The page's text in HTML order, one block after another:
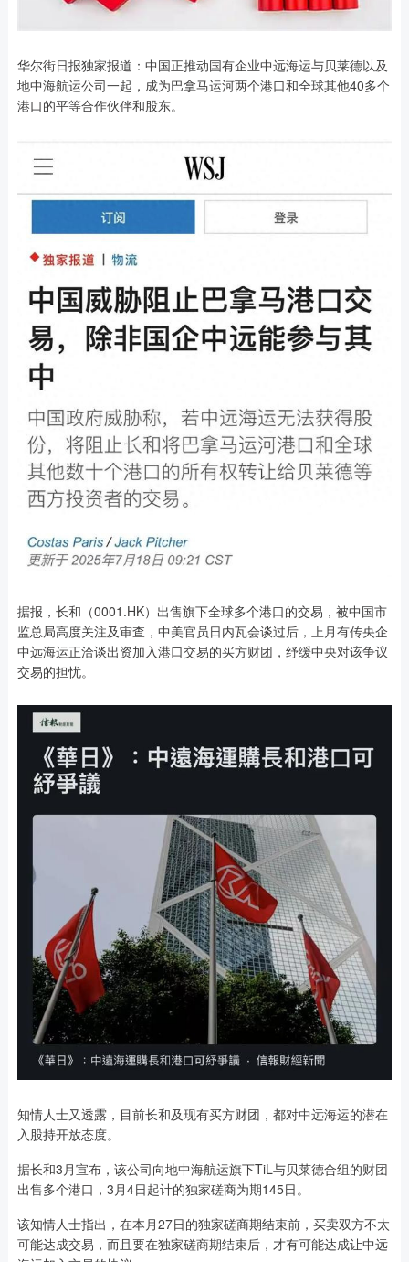
华尔街日报独家报道：中国正推动国有企业中远海运与贝莱德以及
地中海航运公司一起，成为巴拿马运河两个港口和全球其他40多个
港口的平等合作伙伴和股东。
据报，长和（0001.HK）出售旗下全球多个港口的交易，被中国市
监总局高度关注及审查，中美官员日内瓦会谈过后，上月有传央企
中远海运正洽谈出资加入港口交易的买方财团，纾缓中央对该争议
交易的担忧。
知情人士又透露，目前长和及现有买方财团，都对中远海运的潜在
入股持开放态度。
据长和3月宣布，该公司向地中海航运旗下TiL与贝莱德合组的财团
出售多个港口，3月4日起计的独家磋商为期145日。
该知情人士指出，在本月27日的独家磋商期结束前，买卖双方不太
可能达成交易，而且要在独家磋商期结束后，才有可能达成让中远